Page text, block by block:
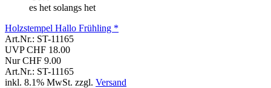
es het solangs het
Holzstempel Hallo Frühling *
Art.Nr.: ST-11165
UVP CHF 18.00
Nur CHF 9.00
Art.Nr.: ST-11165
inkl. 8.1% MwSt. zzgl. Versand